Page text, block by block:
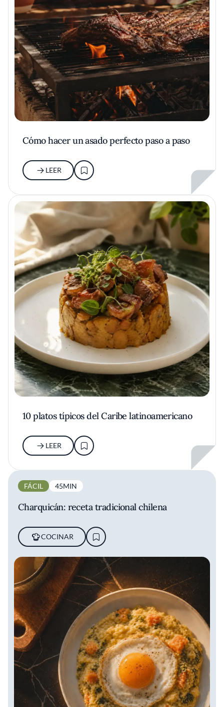
Cómo hacer un asado perfecto paso a paso
LEER
10 platos típicos del Caribe latinoamericano
LEER
FÁCIL 45MIN
Charquicán: receta tradicional chilena
COCINAR